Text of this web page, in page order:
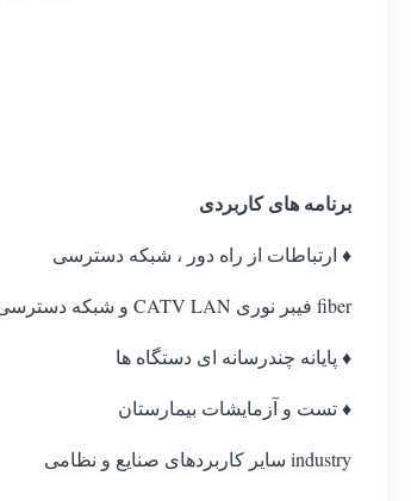
برنامه های کاربردی
♦ ارتباطات از راه دور ، شبکه دسترسی
fiber فیبر نوری CATV LAN و شبکه دسترسی
♦ پایانه چندرسانه ای دستگاه ها
♦ تست و آزمایشات بیمارستان
industry سایر کاربردهای صنایع و نظامی